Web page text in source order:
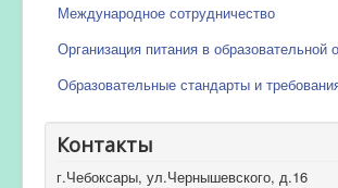
Международное сотрудничество
Организация питания в образовательной
Образовательные стандарты и
Контакты
г.Чебоксары, ул.Чернышевского, д.16